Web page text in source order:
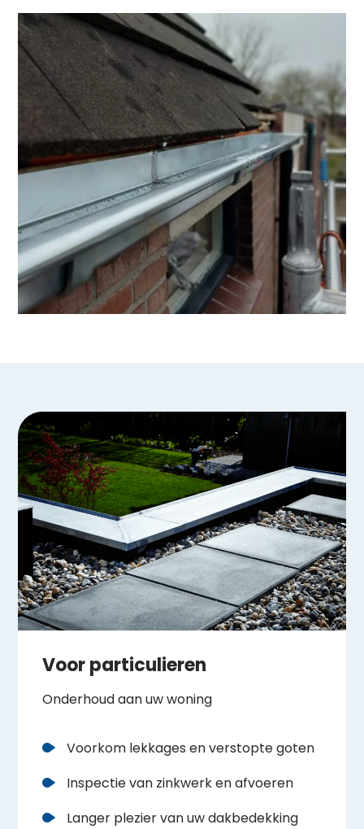
Voor particulieren
Onderhoud aan uw woning
Voorkom lekkages en verstopte goten
Inspectie van zinkwerk en afvoeren
Langer plezier van uw dakbedekking